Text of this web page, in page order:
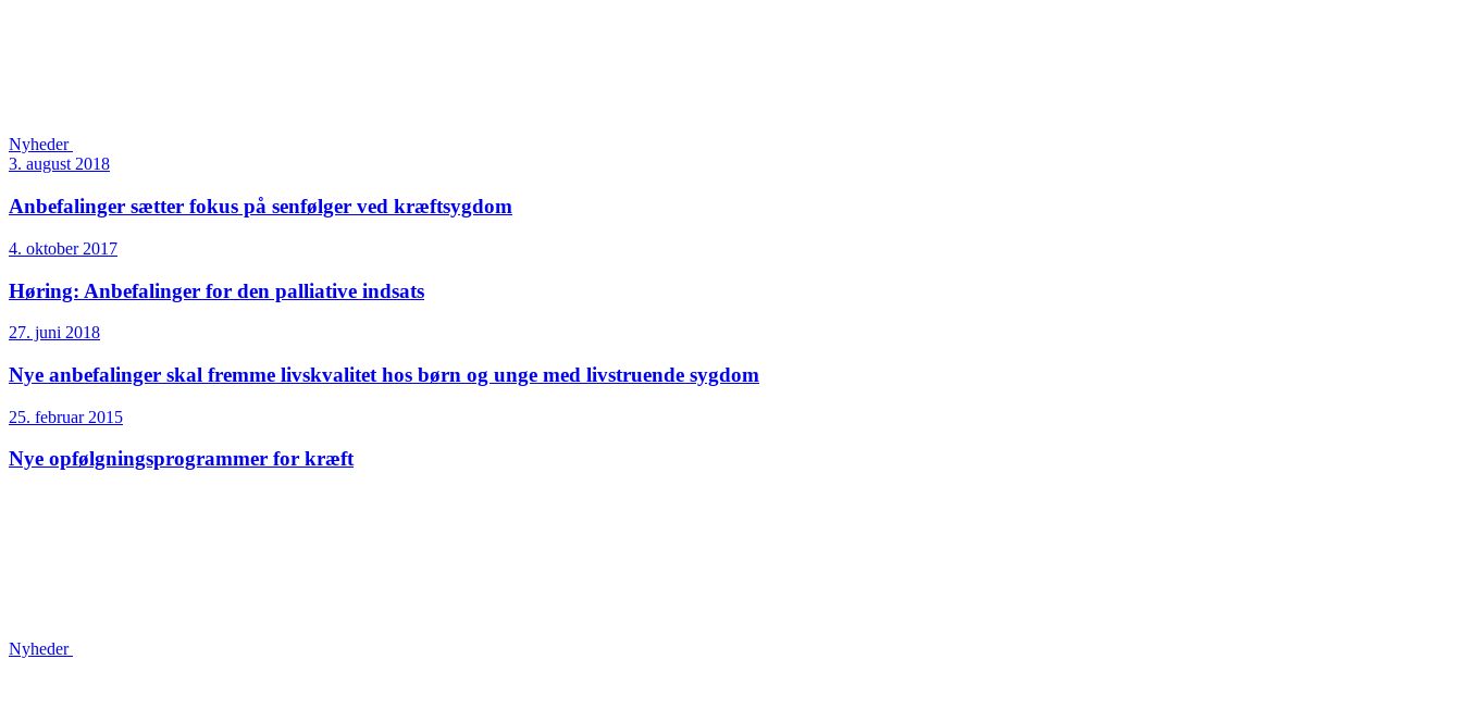
Nyheder
3. august 2018
Anbefalinger sætter fokus på senfølger ved kræftsygdom
4. oktober 2017
Høring: Anbefalinger for den palliative indsats
27. juni 2018
Nye anbefalinger skal fremme livskvalitet hos børn og unge med livstruende sygdom
25. februar 2015
Nye opfølgnings­programmer for kræft
Nyheder